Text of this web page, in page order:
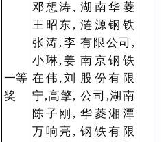
一等
奖
邓想涛,
王昭东,
张涛,李
小琳,姜
在伟,刘
宁,高擎,
陈子刚,
万响亮,
湖南华菱
涟源钢铁
有限公司,
南京钢铁
股份有限
公司,湖南
华菱湘潭
钢铁有限